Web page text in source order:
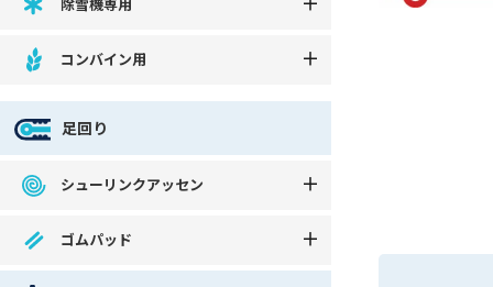
コンバイン用
足回り
シューリンクアッセン
ゴムパッド